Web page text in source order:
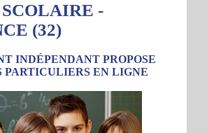
-
(32)
INDÉPENDANT PROPOSE
PARTICULIERS EN LIGNE